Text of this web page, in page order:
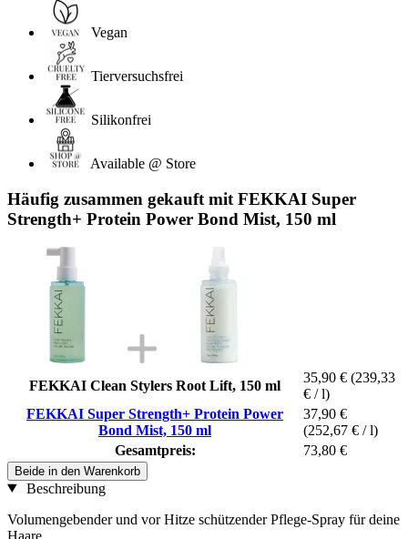
Vegan
Tierversuchsfrei
Silikonfrei
Available @ Store
Häufig zusammen gekauft mit FEKKAI Super
Strength+ Protein Power Bond Mist, 150 ml
FEKKAI Clean Stylers Root Lift, 150 ml
35,90 € (239,33
€ / l)
FEKKAI Super Strength+ Protein Power
Bond Mist, 150 ml
37,90 €
(252,67 € / l)
Gesamtpreis:
73,80 €
Beide in den Warenkorb
Beschreibung
Volumengebender und vor Hitze schützender Pflege-Spray für deine
Haare